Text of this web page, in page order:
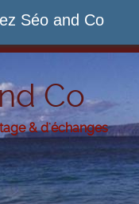
Séo and Co
Co
& d'échanges